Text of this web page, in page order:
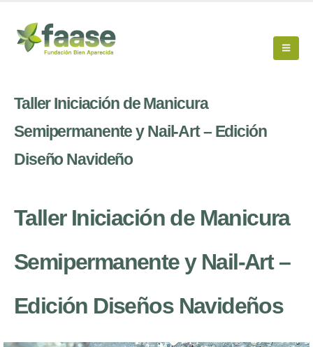
Taller Iniciación de Manicura
Semipermanente y Nail-Art – Edición
Diseño Navideño
Taller Iniciación de Manicura
Semipermanente y Nail-Art –
Edición Diseños Navideños